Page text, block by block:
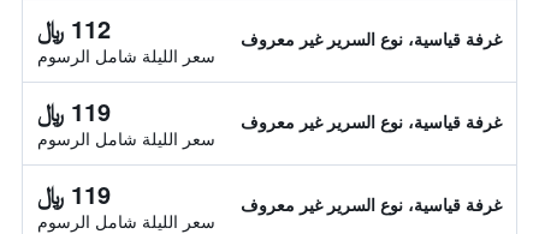
غرفة قياسية، نوع السرير غير معروف 112 ﷼
سعر الليلة شامل الرسوم
غرفة قياسية، نوع السرير غير معروف 119 ﷼
سعر الليلة شامل الرسوم
غرفة قياسية، نوع السرير غير معروف 119 ﷼
سعر الليلة شامل الرسوم